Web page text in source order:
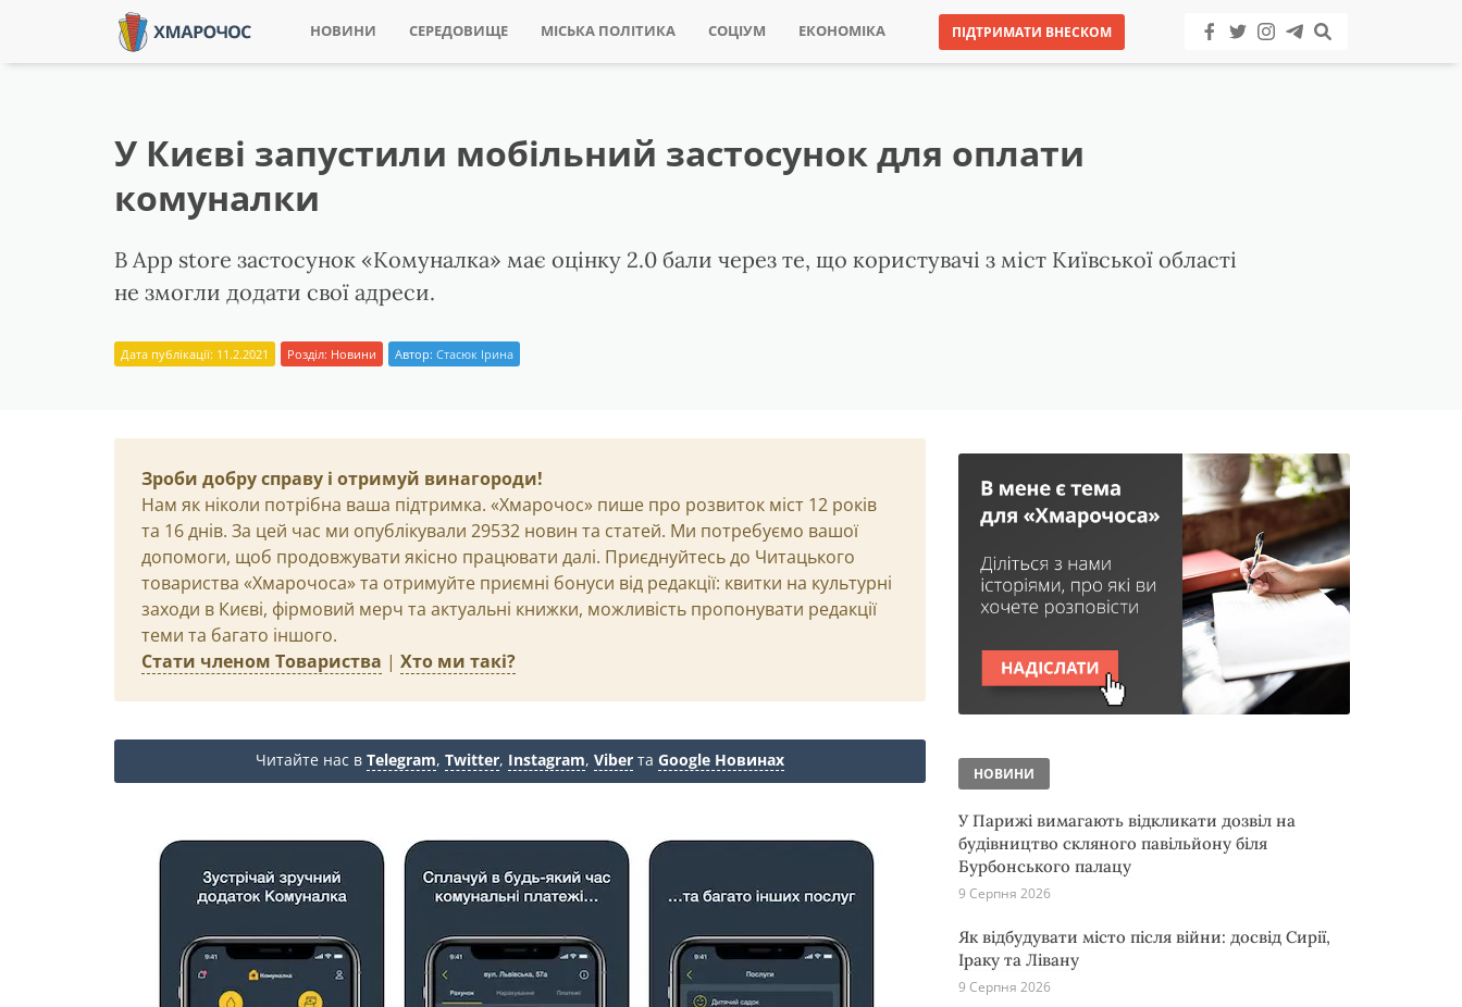
НОВИНИ СЕРЕДОВИЩЕ МІСЬКА ПОЛІТИКА СОЦІУМ ЕКОНОМІКА ПІДТРИМАТИ ВНЕСКОМ
У Києві запустили мобільний застосунок для оплати
комуналки
В App store застосунок «Комуналка» має оцінку 2.0 бали через те, що користувачі з міст Київської області
не змогли додати свої адреси.
Дата публікації: 11.2.2021 Розділ: Новини Автор: Стасюк Ірина
Зроби добру справу і отримуй винагороди!
Нам як ніколи потрібна ваша підтримка. «Хмарочос» пише про розвиток міст 12 років
та 16 днів. За цей час ми опублікували 29532 новин та статей. Ми потребуємо вашої
допомоги, щоб продовжувати якісно працювати далі. Приєднуйтесь до Читацького
товариства «Хмарочоса» та отримуйте приємні бонуси від редакції: квитки на культурні
заходи в Києві, фірмовий мерч та актуальні книжки, можливість пропонувати редакції
теми та багато іншого.
Стати членом Товариства | Хто ми такі?
Читайте нас в Telegram, Twitter, Instagram, Viber та Google Новинах
НОВИНИ
У Парижі вимагають відкликати дозвіл на
будівництво скляного павільйону біля
Бурбонського палацу
9 Серпня 2026
Як відбудувати місто після війни: досвід Сирії,
Іраку та Лівану
9 Серпня 2026